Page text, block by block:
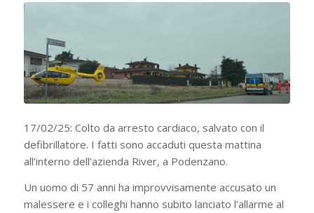
17/02/25: Colto da arresto cardiaco, salvato con il
defibrillatore. I fatti sono accaduti questa mattina
all’interno dell’azienda River, a Podenzano.
Un uomo di 57 anni ha improvvisamente accusato un
malessere e i colleghi hanno subito lanciato l’allarme al